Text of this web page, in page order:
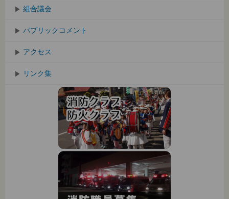
組合議会
パブリックコメント
アクセス
リンク集